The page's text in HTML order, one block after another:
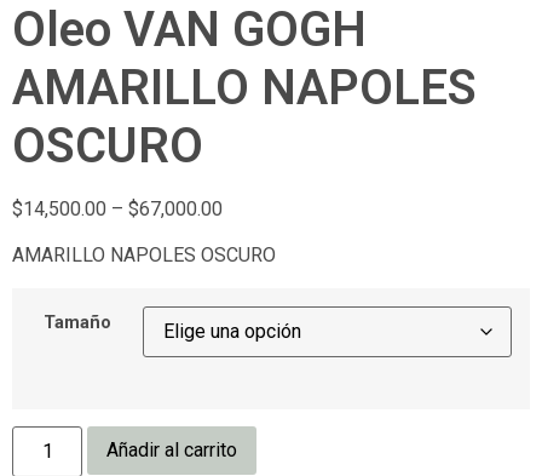
Oleo VAN GOGH
AMARILLO NAPOLES
OSCURO
$14,500.00 – $67,000.00
AMARILLO NAPOLES OSCURO
Tamaño
Añadir al carrito